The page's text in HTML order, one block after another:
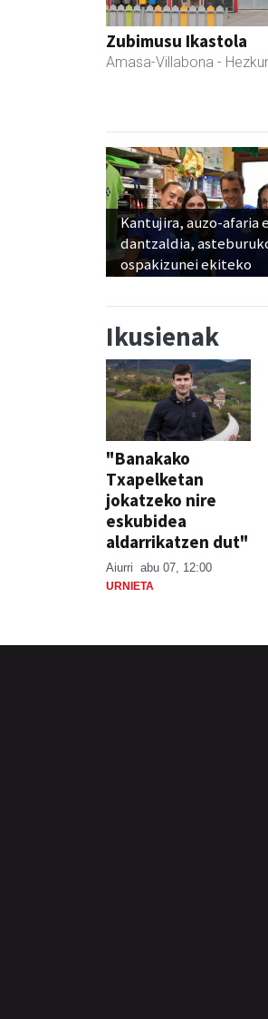
Zubimusu Ikastola
Amasa-Villabona -
Kantujira, auzo-afaria
dantzaldia,
ospakizunei ekiteko
Ikusienak
"Banakako
Txapelketan
jokatzeko nire
eskubidea
aldarrikatzen dut"
Aiurri abu 07, 12:00
URNIETA